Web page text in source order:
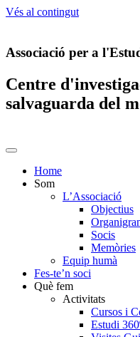
Vés al contingut
Associació per a
Centre
salvaguarda del
Home
Som
L’Associació
Objectius
Socis
Memòries
Equip humà
Fes-te’n soci
Què fem
Activitats
Cursos i
Estudi